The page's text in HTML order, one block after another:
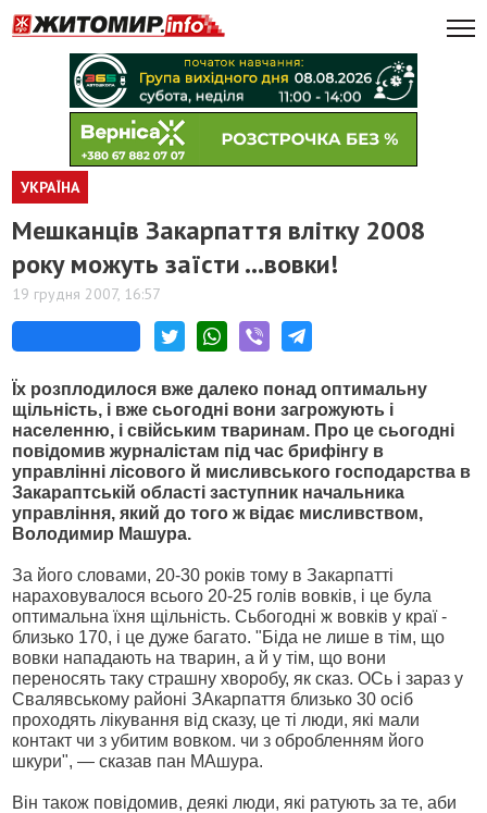
УКРАЇНА
Мешканців Закарпаття влітку 2008
року можуть заїсти ...вовки!
19 грудня 2007, 16:57
Їх розплодилося вже далеко понад оптимальну
щільність, і вже сьогодні вони загрожують і
населенню, і свійським тваринам. Про це сьогодні
повідомив журналістам під час брифінгу в
управлінні лісового й мисливського господарства в
Закараптській області заступник начальника
управління, який до того ж відає мисливством,
Володимир Машура.
За його словами, 20-30 років тому в Закарпатті
нараховувалося всього 20-25 голів вовків, і це була
оптимальна їхня щільність. Сьбогодні ж вовків у краї -
близько 170, і це дуже багато. "Біда не лише в тім, що
вовки нападають на тварин, а й у тім, що вони
переносять таку страшну хворобу, як сказ. ОСь і зараз у
Свалявському районі ЗАкарпаття близько 30 осіб
проходять лікування від сказу, це ті люди, які мали
контакт чи з убитим вовком. чи з обробленням його
шкури", — сказав пан МАшура.
Він також повідомив, деякі люди, які ратують за те, аби